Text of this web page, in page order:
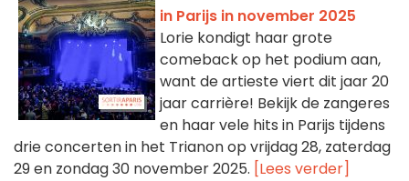
in Parijs in november 2025
Lorie kondigt haar grote
comeback op het podium aan,
want de artieste viert dit jaar 20
jaar carrière! Bekijk de zangeres
en haar vele hits in Parijs tijdens
drie concerten in het Trianon op vrijdag 28, zaterdag
29 en zondag 30 november 2025. [Lees verder]